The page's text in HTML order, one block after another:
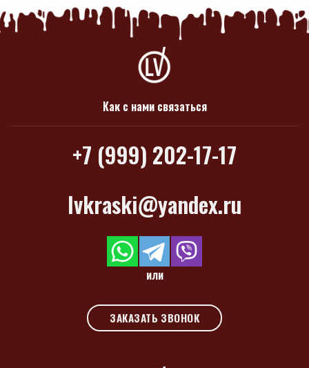
Как с нами связаться
+7 (999) 202-17-17
lvkraski@yandex.ru
или
ЗАКАЗАТЬ ЗВОНОК